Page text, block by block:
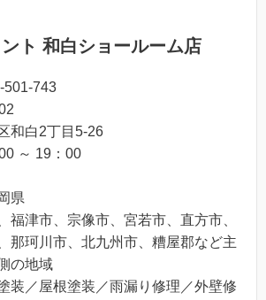
ト 和白ショールーム店
501-743
和白2丁目5-26
～ 19：00
県
福津市、宗像市、宮若市、直方市、
那珂川市、北九州市、糟屋郡など主
の地域
装／屋根塗装／雨漏り修理／外壁修